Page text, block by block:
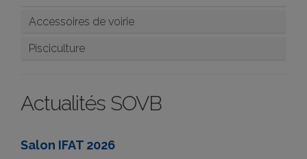
Accessoires de voirie
Pisciculture
Actualités SOVB
Salon IFAT 2026